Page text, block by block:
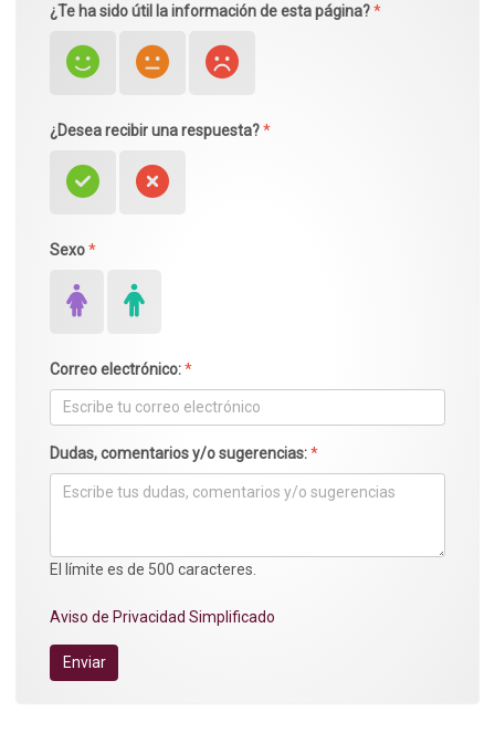
¿Te ha sido útil la información de esta página?*
¿Desea recibir una respuesta?*
Sexo*
Correo electrónico:*
Dudas, comentarios y/o sugerencias:*
El límite es de 500 caracteres.
Aviso de Privacidad Simplificado
Enviar